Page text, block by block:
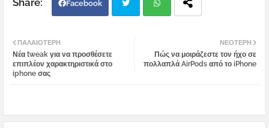
Facebook
atsa
ΝΕΌΤΕΡΗ
Πώς να μοιράζεστε τον ήχο σε
πολλαπλά AirPods από το iPhone
ΠΑΛΑΙΌΤΕΡΗ
Νέα tweak για να προσθέσετε
επιπλέον χαρακτηριστικά στο
iphone σας